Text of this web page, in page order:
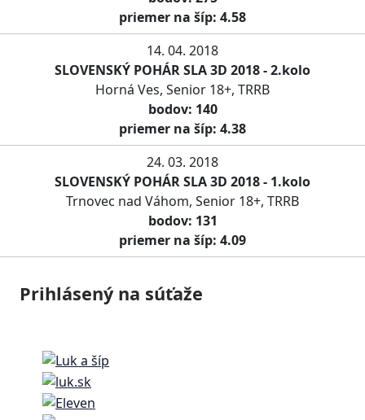
priemer na šíp: 4.58
14. 04. 2018
SLOVENSKÝ POHÁR SLA 3D 2018 - 2.kolo
Horná Ves, Senior 18+, TRRB
bodov: 140
priemer na šíp: 4.38
24. 03. 2018
SLOVENSKÝ POHÁR SLA 3D 2018 - 1.kolo
Trnovec nad Váhom, Senior 18+, TRRB
bodov: 131
priemer na šíp: 4.09
Prihlásený na súťaže